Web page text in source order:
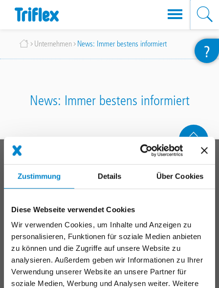
Zustimmung Details Über Cookies
Diese Webseite verwendet Cookies
Wir verwenden Cookies, um Inhalte und Anzeigen zu
personalisieren, Funktionen für soziale Medien anbieten
zu können und die Zugriffe auf unsere Website zu
analysieren. Außerdem geben wir Informationen zu Ihrer
Verwendung unserer Website an unsere Partner für
soziale Medien, Werbung und Analysen weiter. Weitere
Inhalt
Breadcrumb
Unternehmen News: Immer bestens informiert
News: Immer bestens informiert
?
Main
footer
PRODUKTSYSTEME
Dach
Balkon
Anschlüsse, Fugen & Details
Parkdeck
Instandhaltung & Betrieb
Markierungssysteme
ANWENDUNGSBEREICHE